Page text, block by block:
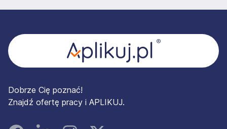
Dobrze Cię poznać!
Znajdź ofertę pracy i APLIKUJ.